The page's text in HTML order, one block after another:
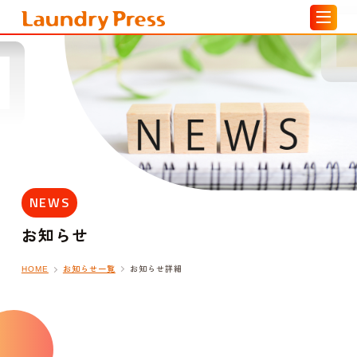
NEWS
お知らせ
HOME お知らせ一覧 お知らせ詳細